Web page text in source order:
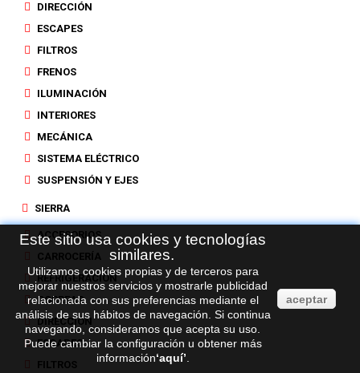
DIRECCIÓN
ESCAPES
FILTROS
FRENOS
ILUMINACIÓN
INTERIORES
MECÁNICA
SISTEMA ELÉCTRICO
SUSPENSIÓN Y EJES
SIERRA
ACCESORIOS
CARROCERÍA
REFRIGERACIÓN
CORREAS
DIRECCIÓN
ESCAPES
FILTROS
Este sitio usa cookies y tecnologías
similares.
Utilizamos cookies propias y de terceros para
mejorar nuestros servicios y mostrarle publicidad
relacionada con sus preferencias mediante el
análisis de sus hábitos de navegación. Si continua
navegando, consideramos que acepta su uso.
Puede cambiar la configuración u obtener más
información‘aquí’
aceptar